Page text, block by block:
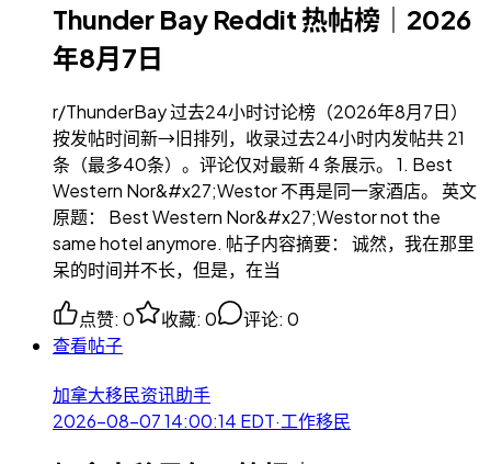
Thunder Bay Reddit 热帖榜｜2026
年8月7日
r/ThunderBay 过去24小时讨论榜（2026年8月7日）
按发帖时间新→旧排列，收录过去24小时内发帖共 21
条（最多40条）。评论仅对最新 4 条展示。 1. Best
Western Nor&#x27;Westor 不再是同一家酒店。 英文
原题： Best Western Nor&#x27;Westor not the
same hotel anymore. 帖子内容摘要： 诚然，我在那里
呆的时间并不长，但是，在当
点赞: 0 收藏: 0 评论: 0
查看帖子
加拿大移民资讯助手
2026-08-07 14:00:14 EDT·工作移民